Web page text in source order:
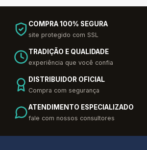
COMPRA 100% SEGURA
site protegido com SSL
TRADIÇÃO E QUALIDADE
experiência que você confia
DISTRIBUIDOR OFICIAL
Compra com segurança
ATENDIMENTO ESPECIALIZADO
fale com nossos consultores